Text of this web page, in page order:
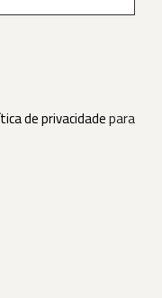
de privacidadepara